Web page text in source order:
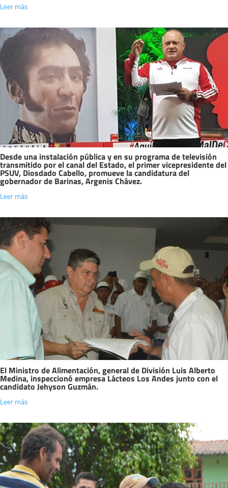
Leer más
Desde una instalación pública y en su programa de televisión
transmitido por el canal del Estado, el primer vicepresidente del
PSUV, Diosdado Cabello, promueve la candidatura del
gobernador de Barinas, Argenis Chávez.
Leer más
El Ministro de Alimentación, general de División Luis Alberto
Medina, inspeccionó empresa Lácteos Los Andes junto con el
candidato Jehyson Guzmán.
Leer más